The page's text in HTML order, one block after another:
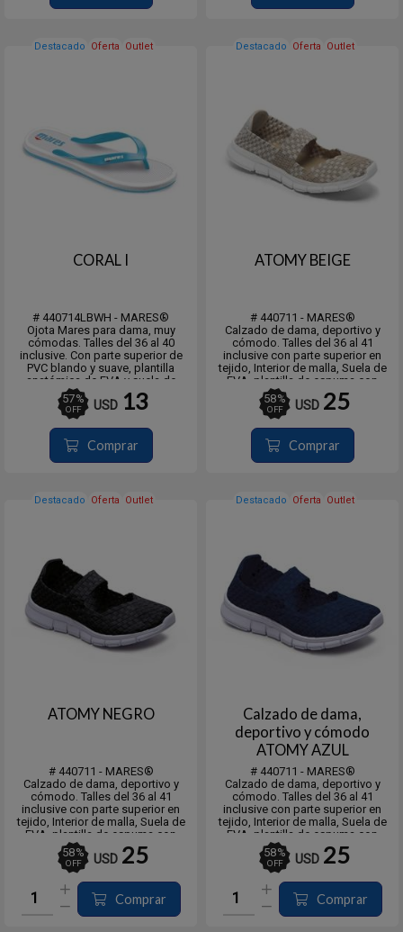
Destacado Oferta Outlet
CORAL I
# 440714LBWH - MARES®
Ojota Mares para dama, muy
cómodas. Talles del 36 al 40
inclusive. Con parte superior de
PVC blando y suave, plantilla
anatómica de EVA y suela de
goma EVA.
57%
OFF USD 13
Comprar
Destacado Oferta Outlet
ATOMY BEIGE
# 440711 - MARES®
Calzado de dama, deportivo y
cómodo. Talles del 36 al 41
inclusive con parte superior en
tejido, Interior de malla, Suela de
EVA, plantilla de espuma con
memoria, muy cómoda y fresca.
Playa, descanso, deportes.
58%
OFF USD 25
Comprar
Destacado Oferta Outlet
ATOMY NEGRO
# 440711 - MARES®
Calzado de dama, deportivo y
cómodo. Talles del 36 al 41
inclusive con parte superior en
tejido, Interior de malla, Suela de
EVA, plantilla de espuma con
memoria, muy cómoda y fresca.
Playa, descanso, deportes.
58%
OFF USD 25
Comprar
Destacado Oferta Outlet
Calzado de dama,
deportivo y cómodo
ATOMY AZUL
# 440711 - MARES®
Calzado de dama, deportivo y
cómodo. Talles del 36 al 41
inclusive con parte superior en
tejido, Interior de malla, Suela de
EVA, plantilla de espuma con
memoria, muy cómoda y fresca.
Playa, descanso, deportes.
58%
OFF USD 25
Comprar